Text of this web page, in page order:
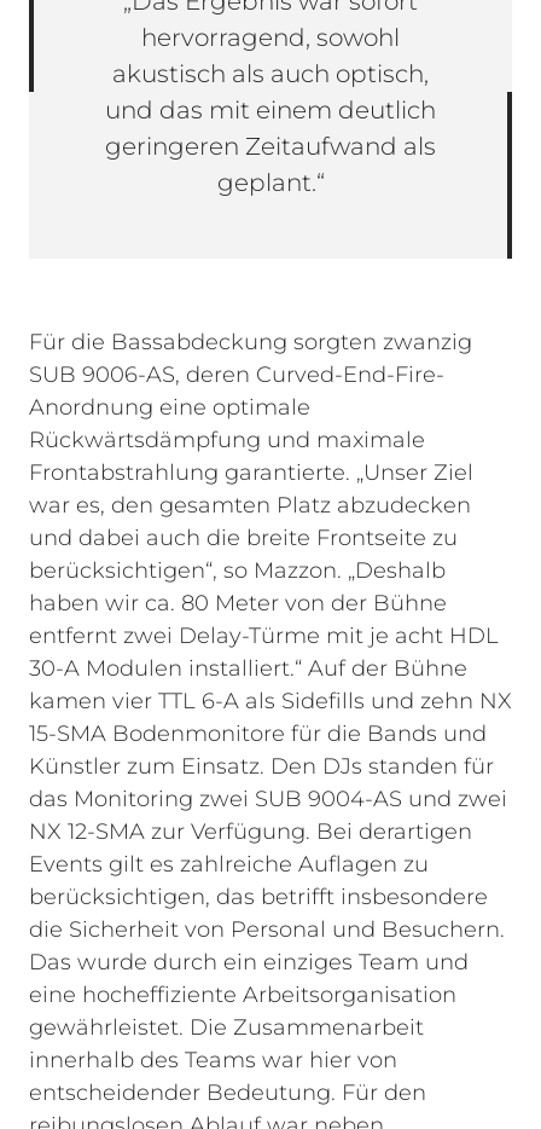
hervorragend, sowohl
akustisch als auch optisch,
und das mit einem deutlich
geringeren Zeitaufwand als
geplant.“
Für die Bassabdeckung sorgten zwanzig
SUB 9006-AS, deren Curved-End-Fire-
Anordnung eine optimale
Rückwärtsdämpfung und maximale
Frontabstrahlung garantierte. „Unser Ziel
war es, den gesamten Platz abzudecken
und dabei auch die breite Frontseite zu
berücksichtigen“, so Mazzon. „Deshalb
haben wir ca. 80 Meter von der Bühne
entfernt zwei Delay-Türme mit je acht HDL
30-A Modulen installiert.“ Auf der Bühne
kamen vier TTL 6-A als Sidefills und zehn NX
15-SMA Bodenmonitore für die Bands und
Künstler zum Einsatz. Den DJs standen für
das Monitoring zwei SUB 9004-AS und zwei
NX 12-SMA zur Verfügung. Bei derartigen
Events gilt es zahlreiche Auflagen zu
berücksichtigen, das betrifft insbesondere
die Sicherheit von Personal und Besuchern.
Das wurde durch ein einziges Team und
eine hocheffiziente Arbeitsorganisation
gewährleistet. Die Zusammenarbeit
innerhalb des Teams war hier von
entscheidender Bedeutung. Für den